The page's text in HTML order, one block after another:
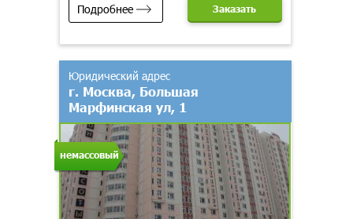
Подробнее Заказать
немассовый
Юридический адрес
г. Москва, Большая
Марфинская ул, 1